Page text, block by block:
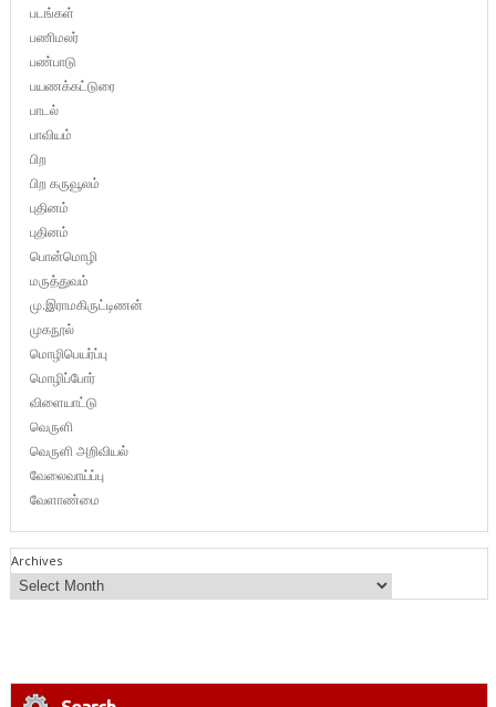
படங்கள்
பணிமலர்
பண்பாடு
பயணக்கட்டுரை
பாடல்
பாவியம்
பிற
பிற கருவூலம்
புதினம்
புதினம்
பொன்மொழி
மருத்துவம்
மு.இராமகிருட்டிணன்
முகநூல்
மொழிபெயர்ப்பு
மொழிப்போர்
விளையாட்டு
வெருளி
வெருளி அறிவியல்
வேலைவாய்ப்பு
வேளாண்மை
Archives